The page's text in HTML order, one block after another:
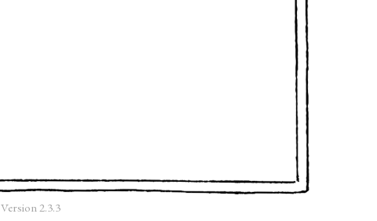
Version 2.3.3